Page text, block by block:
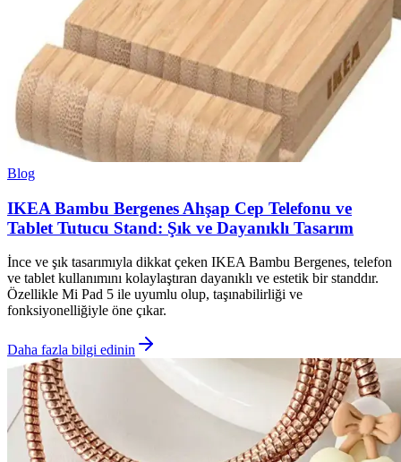
Blog
IKEA Bambu Bergenes Ahşap Cep Telefonu ve
Tablet Tutucu Stand: Şık ve Dayanıklı Tasarım
İnce ve şık tasarımıyla dikkat çeken IKEA Bambu Bergenes, telefon
ve tablet kullanımını kolaylaştıran dayanıklı ve estetik bir standdır.
Özellikle Mi Pad 5 ile uyumlu olup, taşınabilirliği ve
fonksiyonelliğiyle öne çıkar.
Daha fazla bilgi edinin